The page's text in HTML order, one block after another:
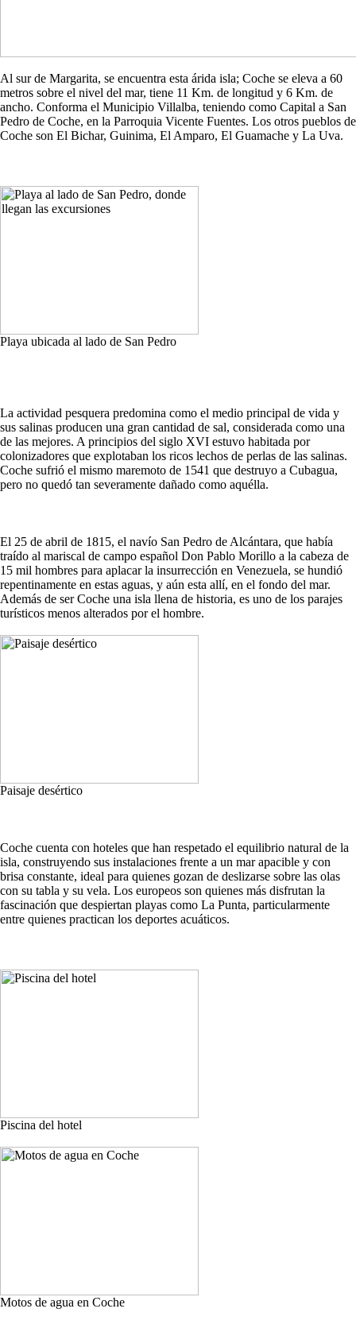
Al sur de Margarita, se encuentra esta árida isla; Coche se eleva a 60
metros sobre el nivel del mar, tiene 11 Km. de longitud y 6 Km. de
ancho. Conforma el Municipio Villalba, teniendo como Capital a San
Pedro de Coche, en la Parroquia Vicente Fuentes. Los otros pueblos de
Coche son El Bichar, Guinima, El Amparo, El Guamache y La Uva.
Playa ubicada al lado de San Pedro
La actividad pesquera predomina como el medio principal de vida y
sus salinas producen una gran cantidad de sal, considerada como una
de las mejores. A principios del siglo XVI estuvo habitada por
colonizadores que explotaban los ricos lechos de perlas de las salinas.
Coche sufrió el mismo maremoto de 1541 que destruyo a Cubagua,
pero no quedó tan severamente dañado como aquélla.
El 25 de abril de 1815, el navío San Pedro de Alcántara, que había
traído al mariscal de campo español Don Pablo Morillo a la cabeza de
15 mil hombres para aplacar la insurrección en Venezuela, se hundió
repentinamente en estas aguas, y aún esta allí, en el fondo del mar.
Además de ser Coche una isla llena de historia, es uno de los parajes
turísticos menos alterados por el hombre.
Paisaje desértico
Coche cuenta con hoteles que han respetado el equilibrio natural de la
isla, construyendo sus instalaciones frente a un mar apacible y con
brisa constante, ideal para quienes gozan de deslizarse sobre las olas
con su tabla y su vela. Los europeos son quienes más disfrutan la
fascinación que despiertan playas como La Punta, particularmente
entre quienes practican los deportes acuáticos.
Piscina del hotel
Motos de agua en Coche